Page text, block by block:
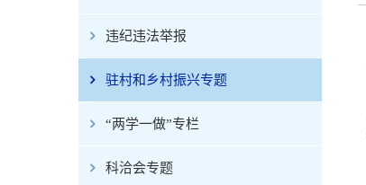
违纪违法举报
驻村和乡村振兴专题
“两学一做”专栏
科洽会专题